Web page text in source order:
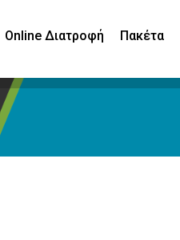
Online Διατροφή Πακέτα